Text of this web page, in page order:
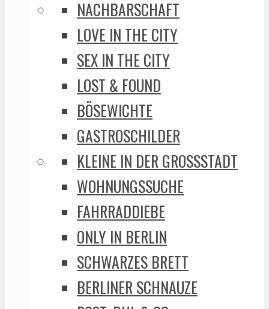
NACHBARSCHAFT
LOVE IN THE CITY
SEX IN THE CITY
LOST & FOUND
BÖSEWICHTE
GASTROSCHILDER
KLEINE IN DER GROSSSTADT
WOHNUNGSSUCHE
FAHRRADDIEBE
ONLY IN BERLIN
SCHWARZES BRETT
BERLINER SCHNAUZE